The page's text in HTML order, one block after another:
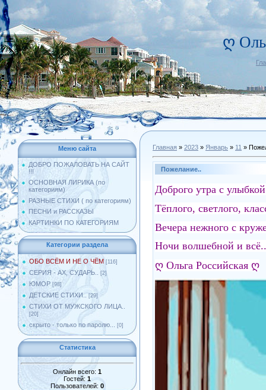
ღ
Меню сайта
ДОБРО ПОЖАЛОВАТЬ НА САЙТ
!!!
ОСНОВНАЯ ЛИРИКА (по
категориям)
РАЗНЫЕ СТИХИ ( по категориям)
ПЕСНИ и РАССКАЗЫ
КАРТИНКИ ПО КАТЕГОРИЯМ
Категории раздела
ОБО ВСЁМ И НЕ О ЧЁМ [116]
СЕРИЯ - АХ, СУДАРЬ.. [2]
ЮМОР [98]
ДЕТСКИЕ СТИХИ.. [29]
СТИХИ ОТ МУЖСКОГО ЛИЦА..
[20]
скрыто - только по паролю... [0]
Статистика
Онлайн всего: 1
Гостей: 1
Пользователей: 0
Главная » 2023 » Январь » 11 »
Пожелание..
Доброго утра с
Тёплого, светлого,
Вечера нежного с
Ночи волшебной и
ღ Ольга Российская ღ